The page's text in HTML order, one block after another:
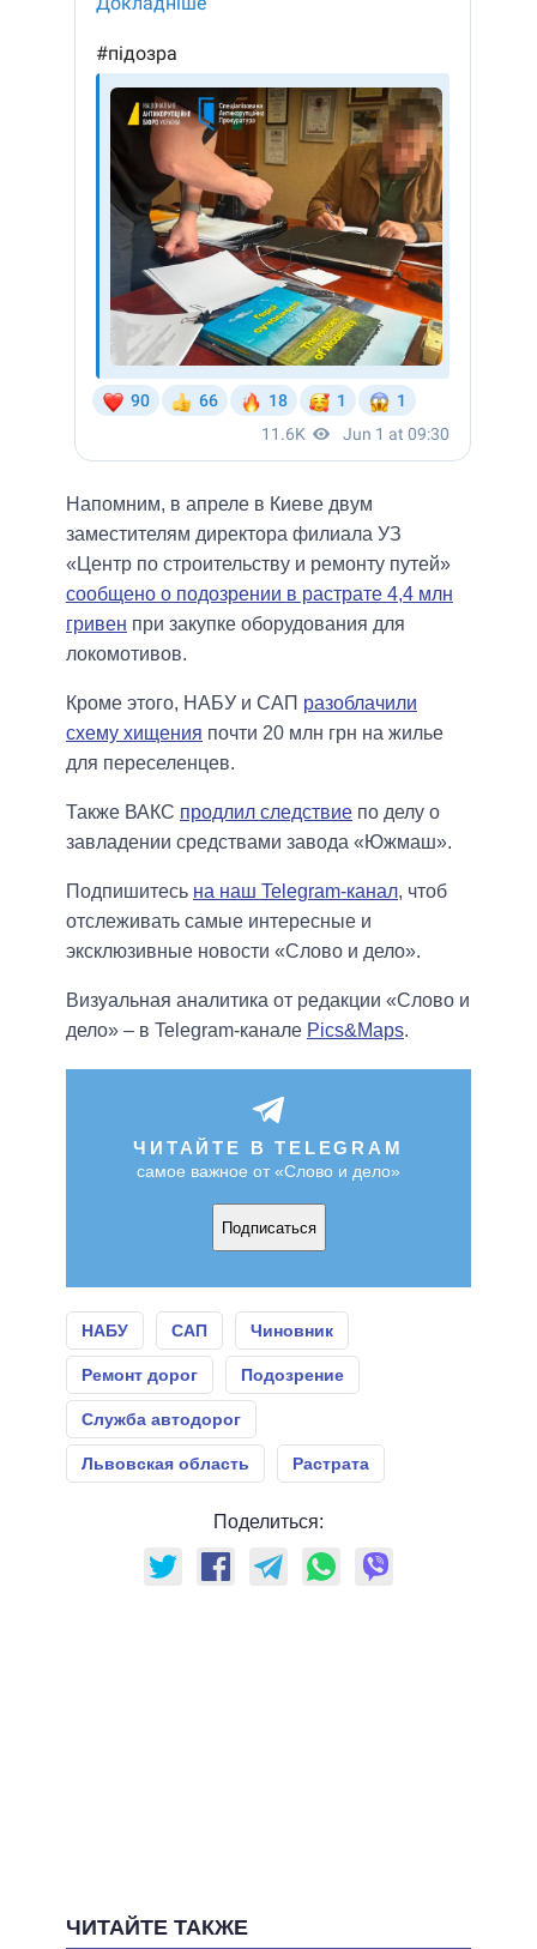
Напомним, в апреле в Киеве двум
заместителям директора филиала УЗ
«Центр по строительству и ремонту путей»
сообщено о подозрении в растрате 4,4 млн
гривен при закупке оборудования для
локомотивов.
Кроме этого, НАБУ и САП разоблачили
схему хищения почти 20 млн грн на жилье
для переселенцев.
Также ВАКС продлил следствие по делу о
завладении средствами завода «Южмаш».
Подпишитесь на наш Telegram-канал, чтоб
отслеживать самые интересные и
эксклюзивные новости «Слово и дело».
Визуальная аналитика от редакции «Слово и
дело» – в Telegram-канале Pics&Maps.
ЧИТАЙТЕ В TELEGRAM
самое важное от «Слово и дело»
Подписаться
НАБУ САП Чиновник
Ремонт дорог Подозрение
Служба автодорог
Львовская область Растрата
Поделиться:
ЧИТАЙТЕ ТАКЖЕ